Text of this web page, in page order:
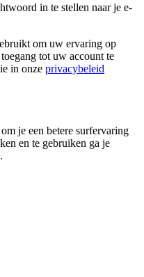
in te stellen naar je e-
om uw ervaring op
tot uw account te
in onze privacybeleid
je een betere surfervaring
en te gebruiken ga je